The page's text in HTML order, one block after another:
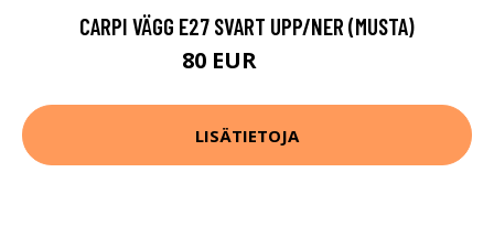
CARPI VÄGG E27 SVART UPP/NER (MUSTA)
80 EUR
LISÄTIETOJA